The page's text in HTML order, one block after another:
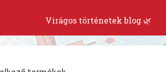
Virágos történetek blog 🌿